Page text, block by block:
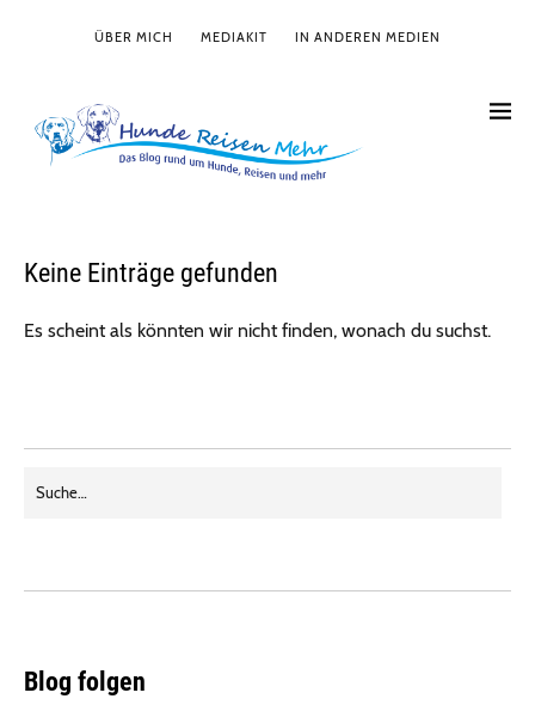
ÜBER MICH MEDIAKIT IN ANDEREN MEDIEN
Keine Einträge gefunden
Es scheint als könnten wir nicht finden, wonach du suchst.
Blog folgen